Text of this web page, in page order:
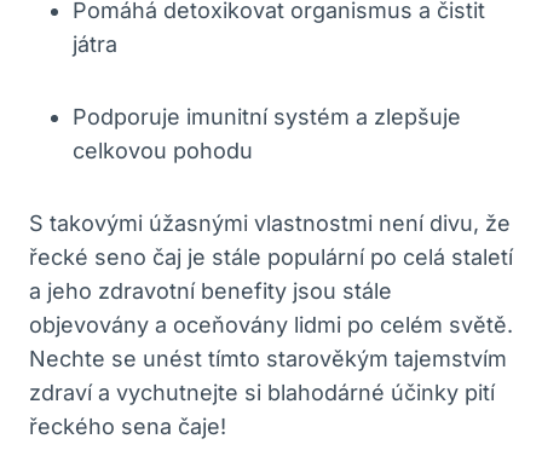
Pomáhá detoxikovat organismus a čistit
játra
Podporuje imunitní systém a zlepšuje
celkovou pohodu
S takovými úžasnými vlastnostmi není divu, že
řecké seno čaj je stále populární po celá staletí
a jeho zdravotní benefity jsou stále
objevovány a oceňovány lidmi po celém světě.
Nechte se unést tímto starověkým tajemstvím
zdraví a vychutnejte si blahodárné účinky pití
řeckého sena čaje!